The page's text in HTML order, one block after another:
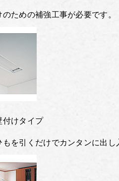
ための補強工事が必要です。
付けタイプ
もを引くだけでカンタンに出し